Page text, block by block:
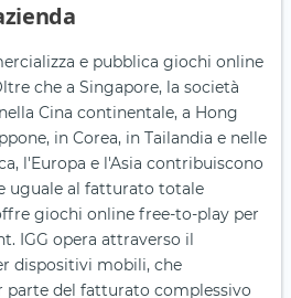
e pubblica giochi online
che a Singapore, la società
Cina continentale, a Hong
in Corea, in Tailandia e nelle
l'Europa e l'Asia contribuiscono
uguale al fatturato totale
giochi online free-to-play per
IGG opera attraverso il
dispositivi mobili, che
parte del fatturato complessivo